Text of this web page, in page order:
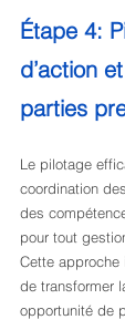
Étape 4:
d’action
parties
Le pilotage
coordination
des
pour tout
Cette approche
de transformer
opportunité de